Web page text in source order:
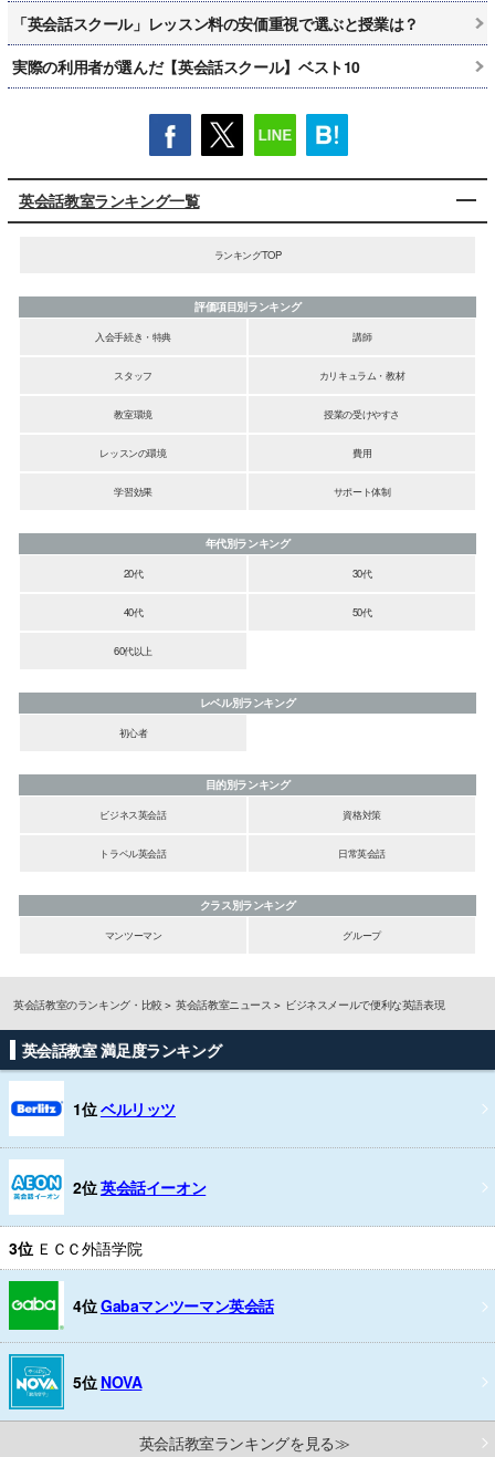
「英会話スクール」レッスン料の安価重視で選ぶと授業は？
実際の利用者が選んだ【英会話スクール】ベスト10
英会話教室ランキング一覧
ランキングTOP
評価項目別ランキング
入会手続き・特典
講師
スタッフ カリキュラム・教材
教室環境 授業の受けやすさ
レッスンの環境 費用
学習効果 サポート体制
年代別ランキング
20代
30代
40代 50代
60代以上
レベル別ランキング
初心者
目的別ランキング
ビジネス英会話
資格対策
トラベル英会話 日常英会話
クラス別ランキング
マンツーマン
グループ
英会話教室のランキング・比較 英会話教室ニュース ビジネスメールで便利な英語表現
英会話教室 満足度ランキング
1位ベルリッツ
2位英会話イーオン
3位 ＥＣＣ外語学院
4位Gabaマンツーマン英会話
5位 NOVA
英会話教室ランキングを見る≫